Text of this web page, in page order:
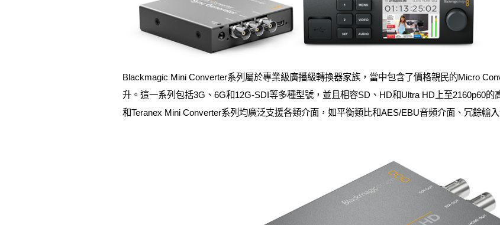
Blackmagic Mini Converter系列屬於專業級廣播級轉換器家族，當中包含了價格親民的Micro
升。這一系列包括3G、6G和12G-SDI等多種型號，並且相容SD、HD和Ultra HD上至2160p60的
和Teranex Mini Converter系列均廣泛支援各類介面，如平衡類比和AES/EBU音頻介面、冗餘輸